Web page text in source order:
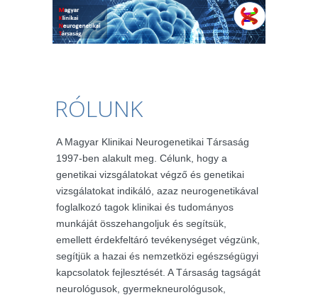
RÓLUNK
A Magyar Klinikai Neurogenetikai Társaság
1997-ben alakult meg. Célunk, hogy a
genetikai vizsgálatokat végző és genetikai
vizsgálatokat indikáló, azaz neurogenetikával
foglalkozó tagok klinikai és tudományos
munkáját összehangoljuk és segítsük,
emellett érdekfeltáró tevékenységet végzünk,
segítjük a hazai és nemzetközi egészségügyi
kapcsolatok fejlesztését. A Társaság tagságát
neurológusok, gyermekneurológusok,